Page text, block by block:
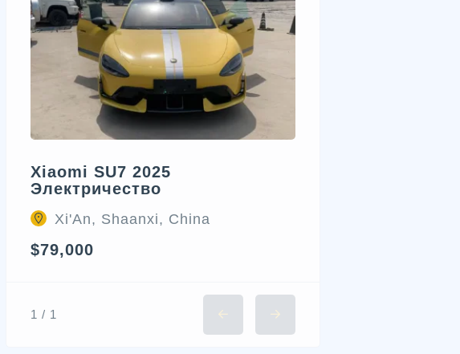
Xiaomi SU7 2025
Электричество
Xi'An, Shaanxi, China
$79,000
1 / 1